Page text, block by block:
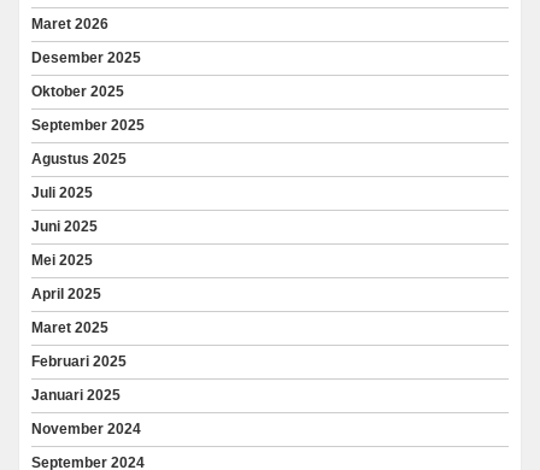
Maret 2026
Desember 2025
Oktober 2025
September 2025
Agustus 2025
Juli 2025
Juni 2025
Mei 2025
April 2025
Maret 2025
Februari 2025
Januari 2025
November 2024
September 2024